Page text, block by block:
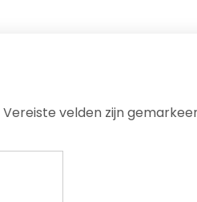
Vereiste velden zijn